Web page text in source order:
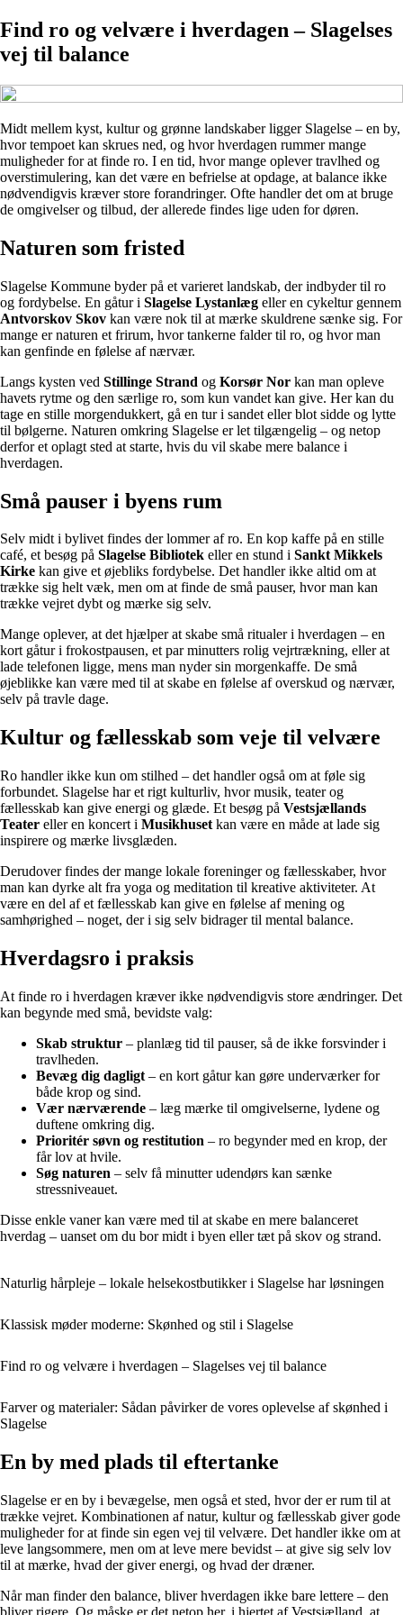
Find ro og velvære i hverdagen – Slagelses
vej til balance
Midt mellem kyst, kultur og grønne landskaber ligger Slagelse – en by,
hvor tempoet kan skrues ned, og hvor hverdagen rummer mange
muligheder for at finde ro. I en tid, hvor mange oplever travlhed og
overstimulering, kan det være en befrielse at opdage, at balance ikke
nødvendigvis kræver store forandringer. Ofte handler det om at bruge
de omgivelser og tilbud, der allerede findes lige uden for døren.
Naturen som fristed
Slagelse Kommune byder på et varieret landskab, der indbyder til ro
og fordybelse. En gåtur i Slagelse Lystanlæg eller en cykeltur gennem
Antvorskov Skov kan være nok til at mærke skuldrene sænke sig. For
mange er naturen et frirum, hvor tankerne falder til ro, og hvor man
kan genfinde en følelse af nærvær.
Langs kysten ved Stillinge Strand og Korsør Nor kan man opleve
havets rytme og den særlige ro, som kun vandet kan give. Her kan du
tage en stille morgendukkert, gå en tur i sandet eller blot sidde og lytte
til bølgerne. Naturen omkring Slagelse er let tilgængelig – og netop
derfor et oplagt sted at starte, hvis du vil skabe mere balance i
hverdagen.
Små pauser i byens rum
Selv midt i bylivet findes der lommer af ro. En kop kaffe på en stille
café, et besøg på Slagelse Bibliotek eller en stund i Sankt Mikkels
Kirke kan give et øjebliks fordybelse. Det handler ikke altid om at
trække sig helt væk, men om at finde de små pauser, hvor man kan
trække vejret dybt og mærke sig selv.
Mange oplever, at det hjælper at skabe små ritualer i hverdagen – en
kort gåtur i frokostpausen, et par minutters rolig vejrtrækning, eller at
lade telefonen ligge, mens man nyder sin morgenkaffe. De små
øjeblikke kan være med til at skabe en følelse af overskud og nærvær,
selv på travle dage.
Kultur og fællesskab som veje til velvære
Ro handler ikke kun om stilhed – det handler også om at føle sig
forbundet. Slagelse har et rigt kulturliv, hvor musik, teater og
fællesskab kan give energi og glæde. Et besøg på Vestsjællands
Teater eller en koncert i Musikhuset kan være en måde at lade sig
inspirere og mærke livsglæden.
Derudover findes der mange lokale foreninger og fællesskaber, hvor
man kan dyrke alt fra yoga og meditation til kreative aktiviteter. At
være en del af et fællesskab kan give en følelse af mening og
samhørighed – noget, der i sig selv bidrager til mental balance.
Hverdagsro i praksis
At finde ro i hverdagen kræver ikke nødvendigvis store ændringer. Det
kan begynde med små, bevidste valg:
Skab struktur – planlæg tid til pauser, så de ikke forsvinder i
travlheden.
Bevæg dig dagligt – en kort gåtur kan gøre underværker for
både krop og sind.
Vær nærværende – læg mærke til omgivelserne, lydene og
duftene omkring dig.
Prioritér søvn og restitution – ro begynder med en krop, der
får lov at hvile.
Søg naturen – selv få minutter udendørs kan sænke
stressniveauet.
Disse enkle vaner kan være med til at skabe en mere balanceret
hverdag – uanset om du bor midt i byen eller tæt på skov og strand.
Naturlig hårpleje – lokale helsekostbutikker i Slagelse har løsningen
Klassisk møder moderne: Skønhed og stil i Slagelse
Find ro og velvære i hverdagen – Slagelses vej til balance
Farver og materialer: Sådan påvirker de vores oplevelse af skønhed i
Slagelse
En by med plads til eftertanke
Slagelse er en by i bevægelse, men også et sted, hvor der er rum til at
trække vejret. Kombinationen af natur, kultur og fællesskab giver gode
muligheder for at finde sin egen vej til velvære. Det handler ikke om at
leve langsommere, men om at leve mere bevidst – at give sig selv lov
til at mærke, hvad der giver energi, og hvad der dræner.
Når man finder den balance, bliver hverdagen ikke bare lettere – den
bliver rigere. Og måske er det netop her, i hjertet af Vestsjælland, at